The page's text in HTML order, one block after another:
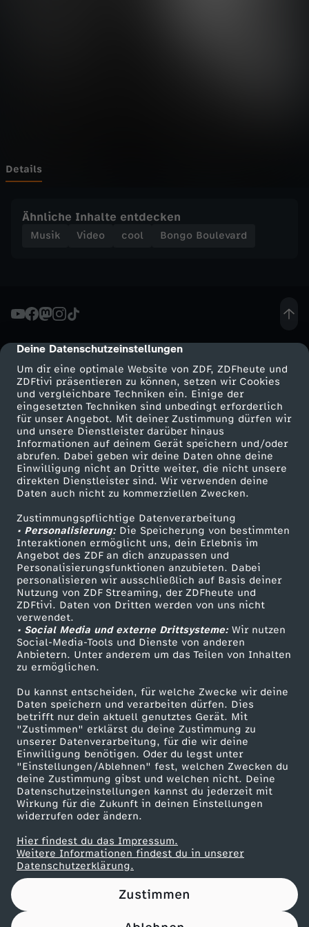
cmp-dialog-description
Deine Datenschutzeinstellungen
Um dir eine optimale Website von ZDF, ZDFheute und
ZDFtivi präsentieren zu können, setzen wir Cookies
und vergleichbare Techniken ein. Einige der
eingesetzten Techniken sind unbedingt erforderlich
für unser Angebot. Mit deiner Zustimmung dürfen wir
und unsere Dienstleister darüber hinaus
Informationen auf deinem Gerät speichern und/oder
abrufen. Dabei geben wir deine Daten ohne deine
Einwilligung nicht an Dritte weiter, die nicht unsere
direkten Dienstleister sind. Wir verwenden deine
Daten auch nicht zu kommerziellen Zwecken.
Zustimmungspflichtige Datenverarbeitung
• Personalisierung:Die Speicherung von bestimmten
Interaktionen ermöglicht uns, dein Erlebnis im
Angebot des ZDF an dich anzupassen und
Personalisierungsfunktionen anzubieten. Dabei
personalisieren wir ausschließlich auf Basis deiner
Nutzung von ZDF Streaming, der ZDFheute und
ZDFtivi. Daten von Dritten werden von uns nicht
verwendet.
• Social Media und externe Drittsysteme:Wir nutzen
Social-Media-Tools und Dienste von anderen
Anbietern. Unter anderem um das Teilen von Inhalten
zu ermöglichen.
Du kannst entscheiden, für welche Zwecke wir deine
Daten speichern und verarbeiten dürfen. Dies
betrifft nur dein aktuell genutztes Gerät. Mit
"Zustimmen" erklärst du deine Zustimmung zu
unserer Datenverarbeitung, für die wir deine
Einwilligung benötigen. Oder du legst unter
"Einstellungen/Ablehnen" fest, welchen Zwecken du
deine Zustimmung gibst und welchen nicht. Deine
Datenschutzeinstellungen kannst du jederzeit mit
Wirkung für die Zukunft in deinen Einstellungen
widerrufen oder ändern.
Hier findest du das Impressum.
Weitere Informationen findest du in unserer
Datenschutzerklärung.
Zustimmen
r
d
-
I
N
C
E
N
T
L
E
E
(
J
u
l
i
e
n
B
a
Details
Ähnliche Inhalte entdecken
Musik Video cool Bongo Boulevard
Mehr ZDF
ZDF-Apps
Smart TV
ZDFtext
Livestreams
Sendungen A-Z
TV-Programm
Service
ZDFmitreden
Kontakt zum ZDF
Tickets
Zuschauerservice
Hilfe
ZDF Unternehmen
Karriere
ZDF goes Schule
Werbefernsehen
Mainzelmännchen
Partner